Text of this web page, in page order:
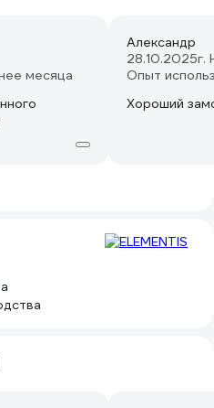
месяца
Александр
28.10.2025г.
Опыт
Хороший